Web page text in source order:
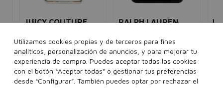
JUICY COUTURE
Eau de parfum mujer
96,00€ 39,95€
30 ml 50 ml 100 ml
RALPH LAUREN
Eau de toilette hombre
93,00€ 42,95€
75 ml 125 ml
Utilizamos cookies propias y de terceros para fines
analíticos, personalización de anuncios, y para mejorar tu
experiencia de compra. Puedes aceptar todas las cookies
con el botón “Aceptar todas” o gestionar tus preferencias
desde “Configurar”. También puedes optar por rechazar el